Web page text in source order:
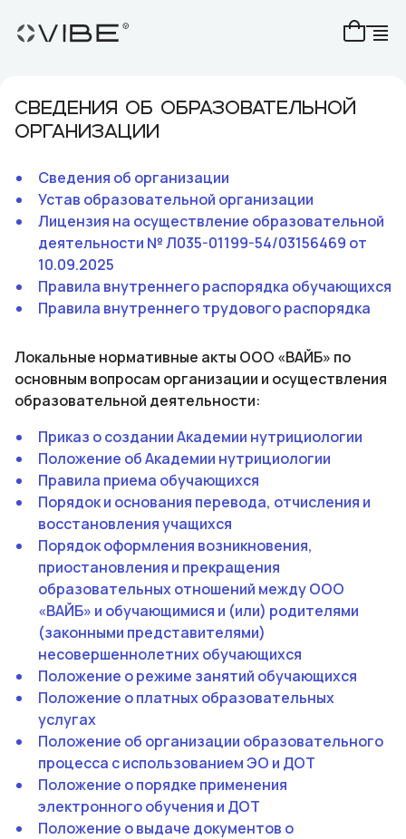
СВЕДЕНИЯ ОБ ОБРАЗОВАТЕЛЬНОЙ
ОРГАНИЗАЦИИ
Сведения об организации
Устав образовательной организации
Лицензия на осуществление образовательной
деятельности № Л035-01199-54/03156469 от
10.09.2025
Правила внутреннего распорядка обучающихся
Правила внутреннего трудового распорядка
Локальные нормативные акты ООО «ВАЙБ» по
основным вопросам организации и осуществления
образовательной деятельности:
Приказ о создании Академии нутрициологии
Положение об Академии нутрициологии
Правила приема обучающихся
Порядок и основания перевода, отчисления и
восстановления учащихся
Порядок оформления возникновения,
приостановления и прекращения
образовательных отношений между ООО
«ВАЙБ» и обучающимися и (или) родителями
(законными представителями)
несовершеннолетних обучающихся
Положение о режиме занятий обучающихся
Положение о платных образовательных
услугах
Положение об организации образовательного
процесса с использованием ЭО и ДОТ
Положение о порядке применения
электронного обучения и ДОТ
Положение о выдаче документов о